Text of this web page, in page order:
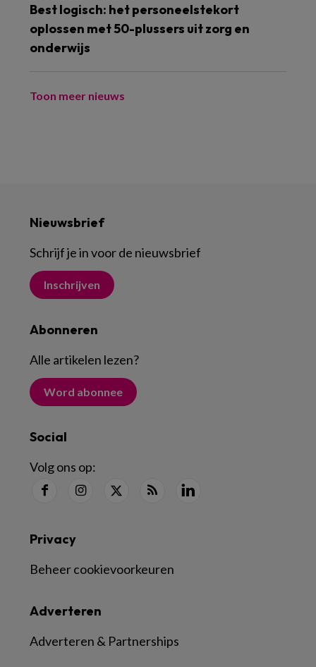
Best logisch: het personeelstekort
oplossen met 50-plussers uit zorg en
onderwijs
Toon meer nieuws
Nieuwsbrief
Schrijf je in voor de nieuwsbrief
Inschrijven
Abonneren
Alle artikelen lezen?
Word abonnee
Social
Volg ons op:
Adverteren
Adverteren & Partnerships
Privacy
Beheer cookievoorkeuren